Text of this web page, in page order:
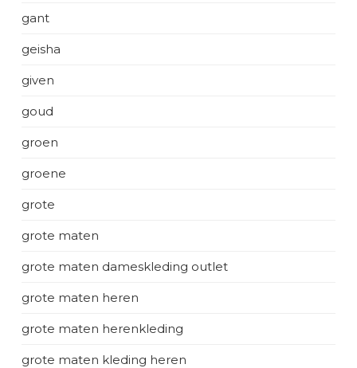
gant
geisha
given
goud
groen
groene
grote
grote maten
grote maten dameskleding outlet
grote maten heren
grote maten herenkleding
grote maten kleding heren